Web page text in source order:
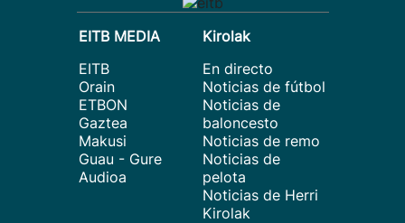
EITB MEDIA
EITB
Orain
ETBON
Gaztea
Makusi
Guau - Gure
Audioa
Kirolak
En directo
Noticias de fútbol
Noticias de
baloncesto
Noticias de remo
Noticias de
pelota
Noticias de Herri
Kirolak